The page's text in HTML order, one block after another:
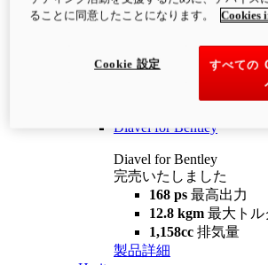
newV4 RS 100
12.2 kgm
最大トル
装備重量（
Diavel for Bentley
Diavel for Bentley
完売いたしました
168 ps 最高出力
12.8 kgm 最大トル
1,158cc 排気量
製品詳細
ることに同意したことになります。
Cookies
すべての
Cookie 設定